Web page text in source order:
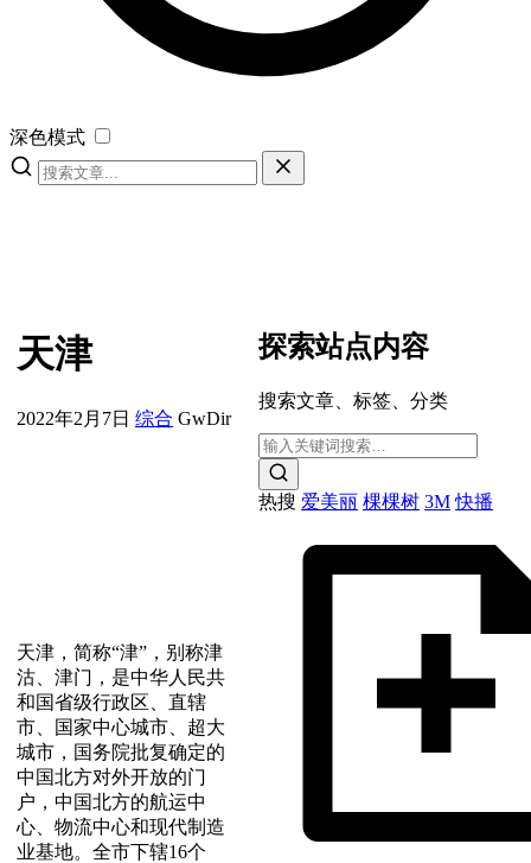
深色模式
天津
2022年2月7日 综合 GwDir
天津，简称“津”，别称津
沽、津门，是中华人民共
和国省级行政区、直辖
市、国家中心城市、超大
城市，国务院批复确定的
中国北方对外开放的门
户，中国北方的航运中
心、物流中心和现代制造
业基地。全市下辖16个
探索站点内容
搜索文章、标签、分类
热搜 爱美丽 棵棵树 3M 快播